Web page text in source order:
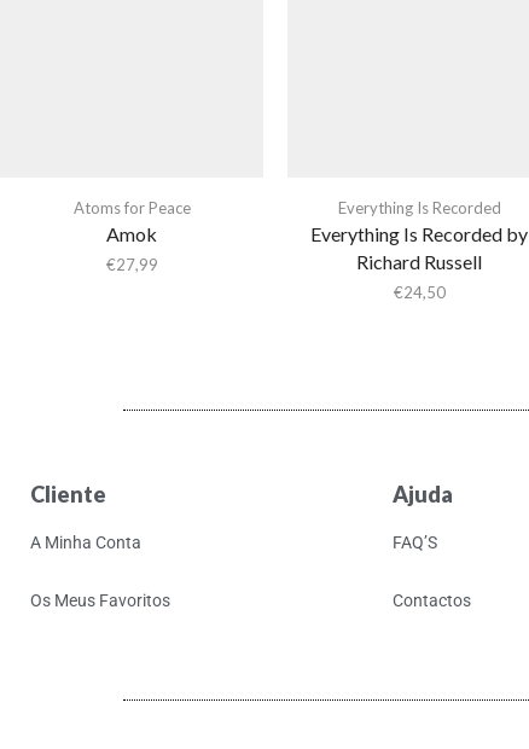
Atoms for Peace
Amok
€27,99
Everything Is Recorded
Everything Is Recorded by
Richard Russell
€24,50
Cliente
A Minha Conta
Os Meus Favoritos
Ajuda
FAQ’S
Contactos